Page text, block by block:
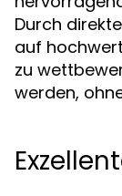
Durch
auf
zu
werden,